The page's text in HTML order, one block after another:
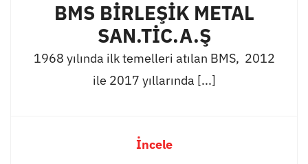
BMS BİRLEŞİK METAL
SAN.TİC.A.Ş
1968 yılında ilk temelleri atılan BMS, 2012
ile 2017 yıllarında [...]
İncele